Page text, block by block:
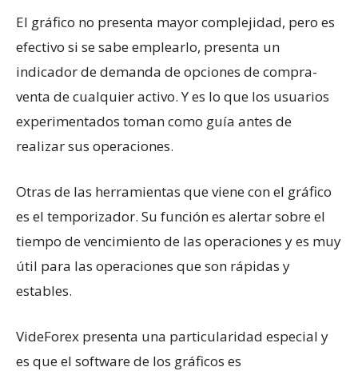
El gráfico no presenta mayor complejidad, pero es
efectivo si se sabe emplearlo, presenta un
indicador de demanda de opciones de compra-
venta de cualquier activo. Y es lo que los usuarios
experimentados toman como guía antes de
realizar sus operaciones.
Otras de las herramientas que viene con el gráfico
es el temporizador. Su función es alertar sobre el
tiempo de vencimiento de las operaciones y es muy
útil para las operaciones que son rápidas y
estables.
VideForex presenta una particularidad especial y
es que el software de los gráficos es